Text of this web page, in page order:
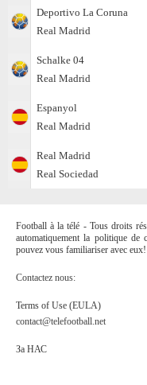
Deportivo La Coruna
Real Madrid
Schalke 04
Real Madrid
Espanyol
Real Madrid
Real Madrid
Real Sociedad
Football à la télé - Tous droits
automatiquement la politique
pouvez vous familiariser avec eux!
Contactez nous:
Terms of Use (EULA)
contact@telefootball.net
За НАС